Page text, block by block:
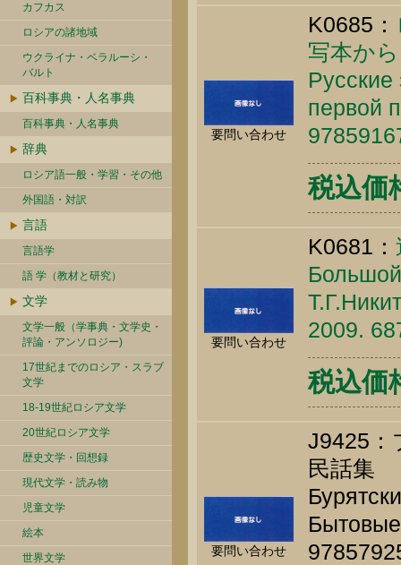
カフカス
ロシアの諸地域
ウクライナ・ベラルーシ・
バルト
百科事典・人名事典
百科事典・人名事典
辞典
ロシア語一般・学習・その他
外国語・対訳
言語
言語学
語 学（教材と研究）
文学
文学一般（学事典・文学史・
評論・アンソロジー)
17世紀までのロシア・スラブ
文学
18-19世紀ロシア文学
20世紀ロシア文学
歴史文学・回想録
現代文学・読み物
児童文学
絵本
世界文学
要問い合わせ
K0685：
写本か
Русские
первой
税込価
要問い合わせ
K0681：
2009.
税込価
要問い合わせ
J9425
民話集